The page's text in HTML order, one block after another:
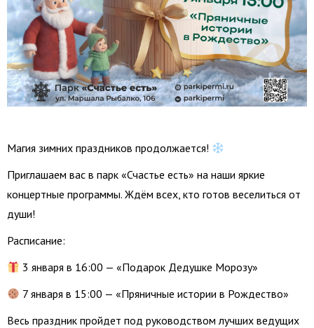
Магия зимних праздников продолжается!
Приглашаем вас в парк «Счастье есть» на наши яркие
концертные программы. Ждём всех, кто готов веселиться от
души!
Расписание:
3 января в 16:00 — «Подарок Дедушке Морозу»
7 января в 15:00 — «Пряничные истории в Рождество»
Весь праздник пройдет под руководством лучших ведущих